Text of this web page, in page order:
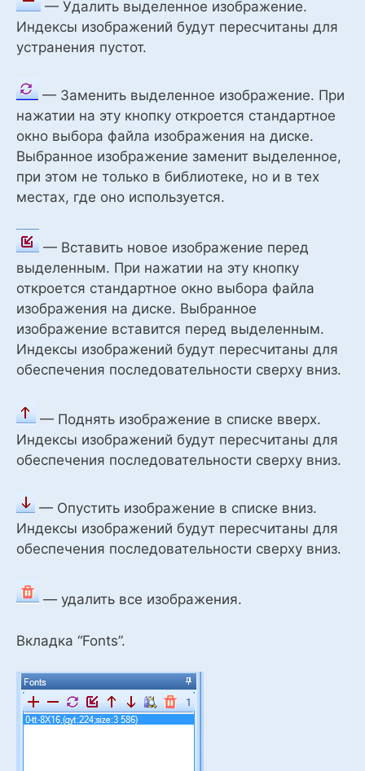
— Удалить выделенное изображение.
Индексы изображений будут пересчитаны для
устранения пустот.
— Заменить выделенное изображение. При
нажатии на эту кнопку откроется стандартное
окно выбора файла изображения на диске.
Выбранное изображение заменит выделенное,
при этом не только в библиотеке, но и в тех
местах, где оно используется.
— Вставить новое изображение перед
выделенным. При нажатии на эту кнопку
откроется стандартное окно выбора файла
изображения на диске. Выбранное
изображение вставится перед выделенным.
Индексы изображений будут пересчитаны для
обеспечения последовательности сверху вниз.
— Поднять изображение в списке вверх.
Индексы изображений будут пересчитаны для
обеспечения последовательности сверху вниз.
— Опустить изображение в списке вниз.
Индексы изображений будут пересчитаны для
обеспечения последовательности сверху вниз.
— удалить все изображения.
Вкладка “Fonts”.